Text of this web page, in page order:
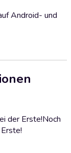
Android- und
der Erste!Noch